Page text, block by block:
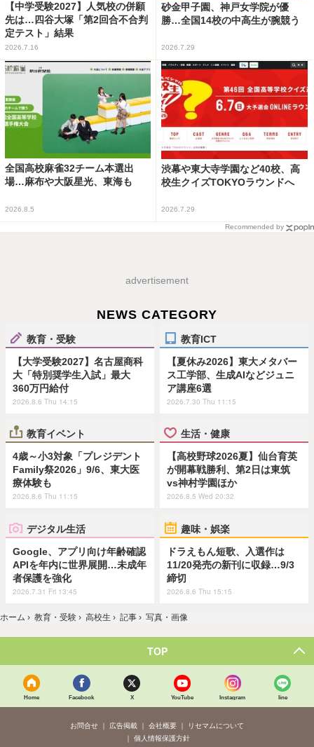
【中学受験2027】人気校の併願
先は…四谷大塚「第2回合不合判
定テスト」結果
2026.7.16
砂金甲子園、神戸女学院が優
勝…全国14校の中高生が腕競う
2026.7.29
全国高校麻雀32チーム本選出
場…麻布や大阪星光、東海も
2026.8.5
渋幕や東大寺学園など40校、高
校生クイズTOKYOラウンドへ
2026.7.29
Recommended by
advertisement
NEWS CATEGORY
教育・受験
【大学受験2027】名古屋商科
大「特別奨学生入試」最大
360万円給付
2026.8.6 Thu 14:15
教育ICT
【夏休み2026】東大メタバー
ス工学部、生成AIなどジュニ
ア講座6選
2026.7.30 Thu 11:15
教育イベント
4歳～小3対象「プレジデント
Family祭2026」9/6、東大医
療体験も
2026.8.6 Thu 11:15
生活・健康
【高校野球2026夏】仙台育英
が開幕戦勝利、第2日は東筑
vs神村学園ほか
2026.8.5 Wed 20:32
デジタル生活
Google、アプリ向け年齢確認
APIを年内に世界展開…未成年
者保護を強化
2026.7.31 Fri 13:45
趣味・娯楽
ドラえもん短歌、入選作は
11/20発売の新刊に収録…9/3
締切
2026.8.6 Thu 15:15
ホーム › 教育・受験 › 高校生 › 記事 › 写真・画像
TOP
Home Facebook X YouTube Instagram line
お問合せ 広告掲載 会社概要
リセマムについて
個人情報保護方針